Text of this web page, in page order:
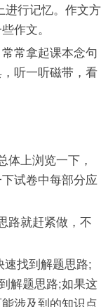
行记忆。作文方
作文。
常拿起课本念句
听一听磁带，看
上浏览一下，
试卷中每部分应
就赶紧做，不
找到解题思路;
解题思路;如果这
涉及到的知识点